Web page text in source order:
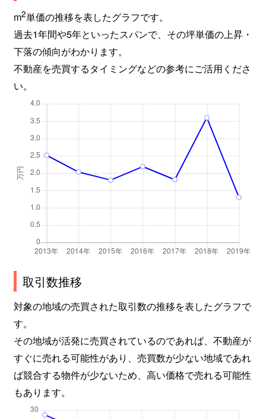
m2単価の推移を表したグラフです。
過去1年間や5年といったスパンで、その坪単価の上昇・
下落の傾向がわかります。
不動産を売買するタイミングなどの参考にご活用くださ
い。
取引数推移
対象の地域の売買された取引数の推移を表したグラフで
す。
その地域が活発に売買されているのであれば、不動産が
すぐに売れる可能性があり、売買数が少ない地域であれ
ば競合する物件が少ないため、高い価格で売れる可能性
もあります。